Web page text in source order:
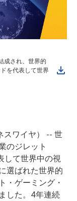
成され、世界的
を代表して世界
スワイヤ） -- 世
のジレット
して世界中の視
選ばれた世界的
・ゲーミング・
した。4年連続